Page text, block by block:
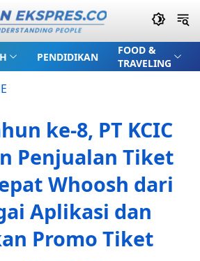
PENDIDIKAN
FOOD &
TRAVELING
ke-8, PT KCIC
Penjualan Tiket
Whoosh dari
Aplikasi dan
Promo Tiket